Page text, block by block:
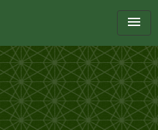
menu